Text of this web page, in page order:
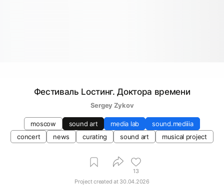
Фестиваль Lостинг. Доктора времени
Sergey Zykov
moscow sound art media lab
sound.mediiia
concert
news curating sound art musical project
13
Project created at 30.04.2026